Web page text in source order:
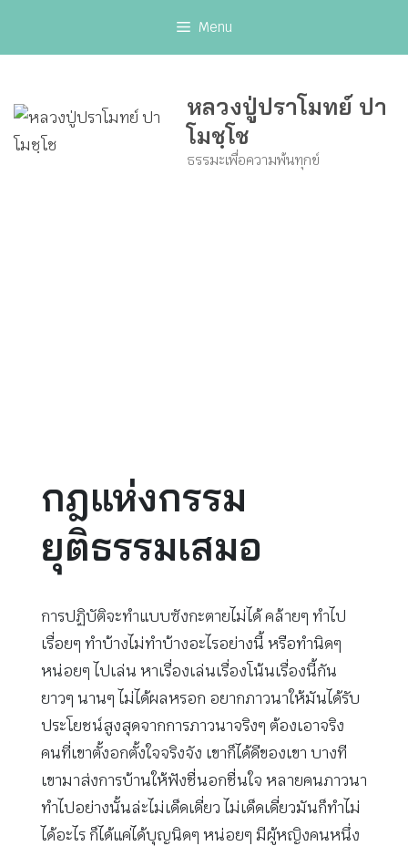
Menu
หลวงปู่ปราโมทย์ ปา
โมชฺโช
ธรรมะเพื่อความพ้นทุกข์
กฎแห่งกรรม
ยุติธรรมเสมอ
การปฏิบัติจะทำแบบซังกะตายไม่ได้ คล้ายๆ ทำไป
เรื่อยๆ ทำบ้างไม่ทำบ้างอะไรอย่างนี้ หรือทำนิดๆ
หน่อยๆ ไปเล่น หาเรื่องเล่นเรื่องโน้นเรื่องนี้กัน
ยาวๆ นานๆ ไม่ได้ผลหรอก อยากภาวนาให้มันได้รับ
ประโยชน์สูงสุดจากการภาวนาจริงๆ ต้องเอาจริง
คนที่เขาตั้งอกตั้งใจจริงจัง เขาก็ได้ดีของเขา บางที
เขามาส่งการบ้านให้ฟังชื่นอกชื่นใจ หลายคนภาวนา
ทำไปอย่างนั้นล่ะไม่เด็ดเดี่ยว ไม่เด็ดเดี่ยวมันก็ทำไม่
ได้อะไร ก็ได้แค่ได้บุญนิดๆ หน่อยๆ มีผู้หญิงคนหนึ่ง